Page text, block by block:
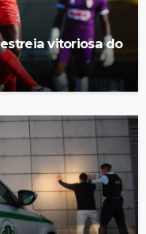
vitoriosa do